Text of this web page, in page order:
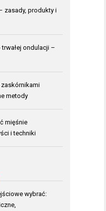
zasady, produkty i
ondulacji –
metody
mięśnie
i techniki
wybrać: